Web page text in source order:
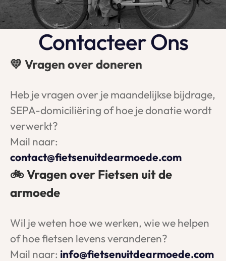
Contacteer Ons
💛 Vragen over doneren
Heb je vragen over je maandelijkse bijdrage,
SEPA-domiciliëring of hoe je donatie wordt
verwerkt?
contact@fietsenuitdearmoede.com
🚲 Vragen over Fietsen uit de
armoede
Wil je weten hoe we werken, wie we helpen
of hoe fietsen levens veranderen?
Mail naar: info@fietsenuitdearmoede.com